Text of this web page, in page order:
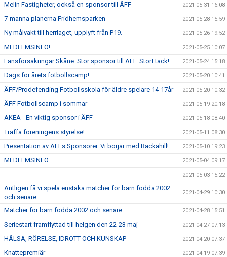
Melin Fastigheter, också en sponsor till ÄFF 2021-05-31 16:08
7-manna planerna Fridhemsparken 2021-05-28 15:59
Ny målvakt till herrlaget, upplyft från P19. 2021-05-26 19:52
MEDLEMSINFO! 2021-05-25 10:07
Länsförsäkringar Skåne. Stor sponsor till ÄFF. Stort tack! 2021-05-24 15:18
Dags för årets fotbollscamp! 2021-05-20 10:41
ÄFF/Prodefending Fotbollsskola för äldre spelare 14-17år 2021-05-20 10:32
ÄFF Fotbollscamp i sommar 2021-05-19 20:18
AKEA - En viktig sponsor i ÄFF 2021-05-18 08:40
Träffa föreningens styrelse! 2021-05-11 08:30
Presentation av ÄFFs Sponsorer. Vi börjar med Backahill! 2021-05-10 19:23
MEDLEMSINFO 2021-05-04 09:17
2021-05-03 15:22
Äntligen få vi spela enstaka matcher för barn födda 2002
och senare
2021-04-29 10:30
Matcher för barn födda 2002 och senare 2021-04-28 15:51
Seriestart framflyttad till helgen den 22-23 maj 2021-04-27 07:13
HÄLSA, RÖRELSE, IDROTT OCH KUNSKAP 2021-04-20 07:37
Knattepremiär 2021-04-19 07:39